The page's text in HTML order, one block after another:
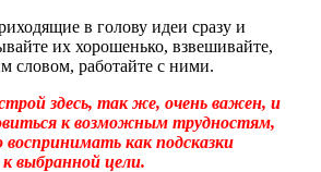
в голову идеи сразу и
их хорошенько, взвешивайте,
словом, работайте с ними.
здесь, так же, очень важен, и
к возможным трудностям,
как подсказки
выбранной цели.